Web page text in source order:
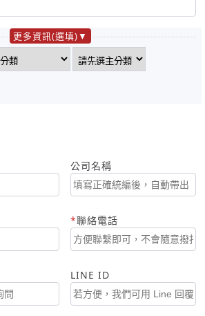
更多資訊(選填)
公司名稱
聯絡電話
LINE ID